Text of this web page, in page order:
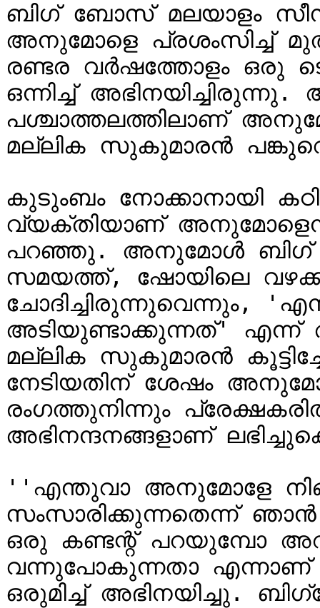
ബിഗ് ബോസ് മലയാളം
അനുമോളെ പ്രശംസിച്ച്
രണ്ടര വർഷത്തോളം ഒരു
ഒന്നിച്ച്
പശ്ചാത്തലത്തിലാണ്
മല്ലിക സുകുമാരൻ
കുടുംബം നോക്കാനായി
വ്യക്തിയാണ്
പറഞ്ഞു. അനുമോൾ ബിഗ്
സമയത്ത്, ഷോയിലെ
ചോദിച്ചിരുന്നുവെന്നും,
അടിയുണ്ടാക്കുന്നത്' എന്ന്
മല്ലിക സുകുമാരൻ
നേടിയതിന് ശേഷം
രംഗത്തുനിന്നും
അഭിനന്ദനങ്ങളാണ്
''എന്തുവാ അനുമോളേ
സംസാരിക്കുന്നതെന്ന്
ഒരു കണ്ടന്റ് പറയുമ്പോ
വന്നുപോകുന്നതാ എന്നാണ്
ഒരുമിച്ച് അഭിനയിച്ചു.